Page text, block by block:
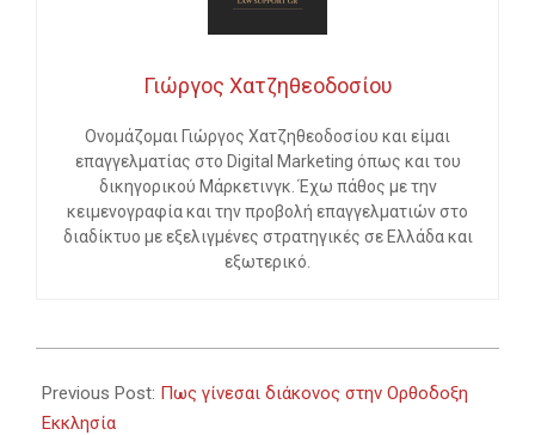
Γιώργος Χατζηθεοδοσίου
Ονομάζομαι Γιώργος Χατζηθεοδοσίου και είμαι
επαγγελματίας στο Digital Marketing όπως και του
δικηγορικού Μάρκετινγκ. Έχω πάθος με την
κειμενογραφία και την προβολή επαγγελματιών στο
διαδίκτυο με εξελιγμένες στρατηγικές σε Ελλάδα και
εξωτερικό.
01-
08
Previous Post: Πως γίνεσαι διάκονος στην Ορθοδοξη
Εκκλησία